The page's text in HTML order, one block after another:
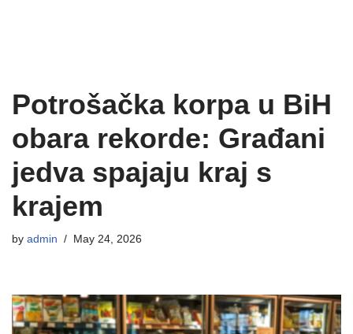
Potrošačka korpa u BiH
obara rekorde: Građani
jedva spajaju kraj s
krajem
by admin May 24, 2026